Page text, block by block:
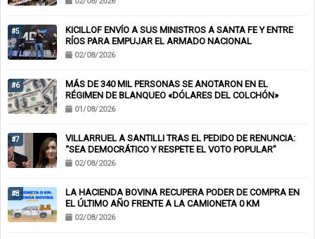
#5
KICILLOF ENVÍO A SUS MINISTROS A SANTA FE Y ENTRE
RÍOS PARA EMPUJAR EL ARMADO NACIONAL
02/08/2026
#6
MÁS DE 340 MIL PERSONAS SE ANOTARON EN EL
RÉGIMEN DE BLANQUEO «DÓLARES DEL COLCHÓN»
01/08/2026
#7
VILLARRUEL A SANTILLI TRAS EL PEDIDO DE RENUNCIA:
“SEA DEMOCRÁTICO Y RESPETE EL VOTO POPULAR”
02/08/2026
#8
LA HACIENDA BOVINA RECUPERA PODER DE COMPRA EN
EL ÚLTIMO AÑO FRENTE A LA CAMIONETA 0 KM
02/08/2026